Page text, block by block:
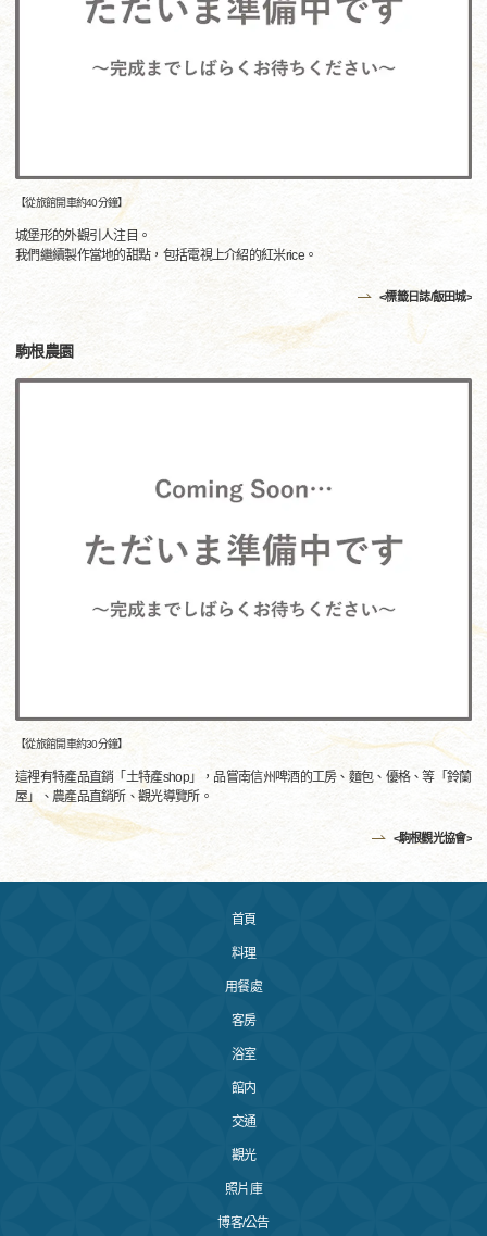
【從旅館開車約40分鐘】
城堡形的外觀引人注目。
我們繼續製作當地的甜點，包括電視上介紹的紅米rice。
<標籤日誌/飯田城>
駒根農園
【從旅館開車約30分鐘】
這裡有特產品直銷「土特產shop」，品嘗南信州啤酒的工房、麵包、優格、等「鈴蘭
屋」、農產品直銷所、觀光導覽所。
<駒根觀光協會>
首頁
料理
用餐處
客房
浴室
館内
交通
觀光
照片庫
博客/公告